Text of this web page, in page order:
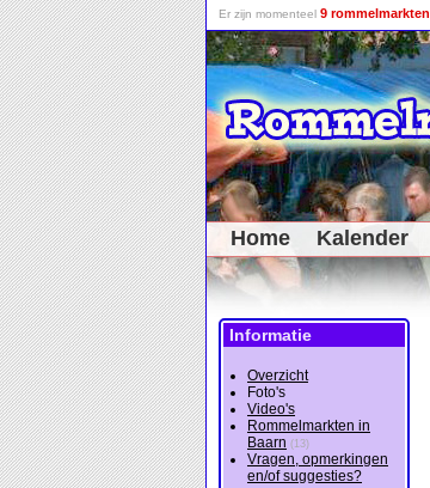
Er zijn momenteel 9 rommelmarkten
Home Kalender
Informatie
Overzicht
Foto's
Video's
Rommelmarkten in
Baarn (13)
Vragen, opmerkingen
en/of suggesties?